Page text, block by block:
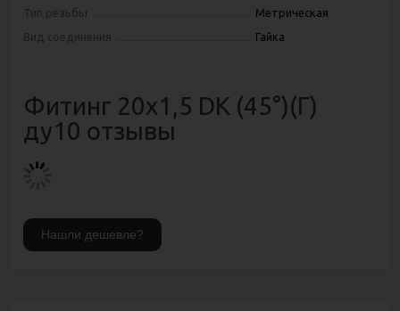
Тип резьбы
Метрическая
Вид соединения
Гайка
Фитинг 20х1,5 DK (45°)(Г)
ду10 отзывы